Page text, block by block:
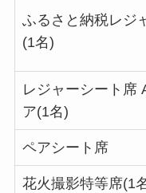
ふるさと納税レジ
(1名)
レジャーシート席
ア(1名)
ペアシート席
花火撮影特等席(1